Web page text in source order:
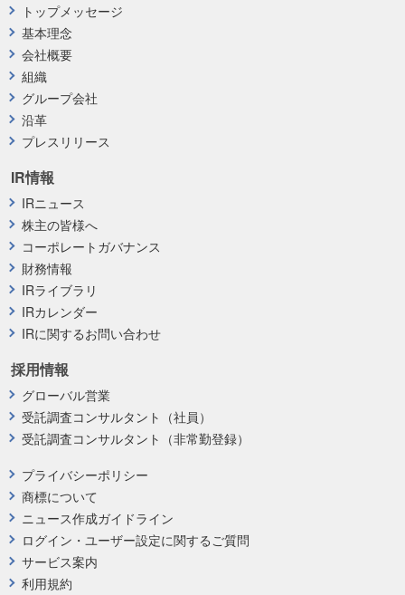
プライバシーポリシー
商標について
ニュース作成ガイドライン
ログイン・ユーザー設定に関するご質問
サービス案内
利用規約
採用情報
グローバル営業
受託調査コンサルタント（社員）
受託調査コンサルタント（非常勤登録）
トップメッセージ
基本理念
会社概要
組織
グループ会社
沿革
プレスリリース
IR情報
IRニュース
株主の皆様へ
コーポレートガバナンス
財務情報
IRライブラリ
IRカレンダー
IRに関するお問い合わせ